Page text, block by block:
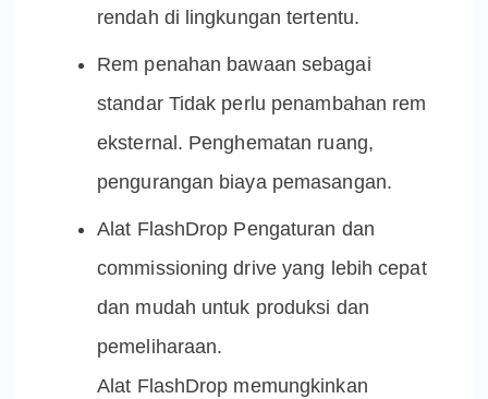
rendah di lingkungan tertentu.
Rem penahan bawaan sebagai
standar Tidak perlu penambahan rem
eksternal. Penghematan ruang,
pengurangan biaya pemasangan.
Alat FlashDrop Pengaturan dan
commissioning drive yang lebih cepat
dan mudah untuk produksi dan
pemeliharaan.
Alat FlashDrop memungkinkan